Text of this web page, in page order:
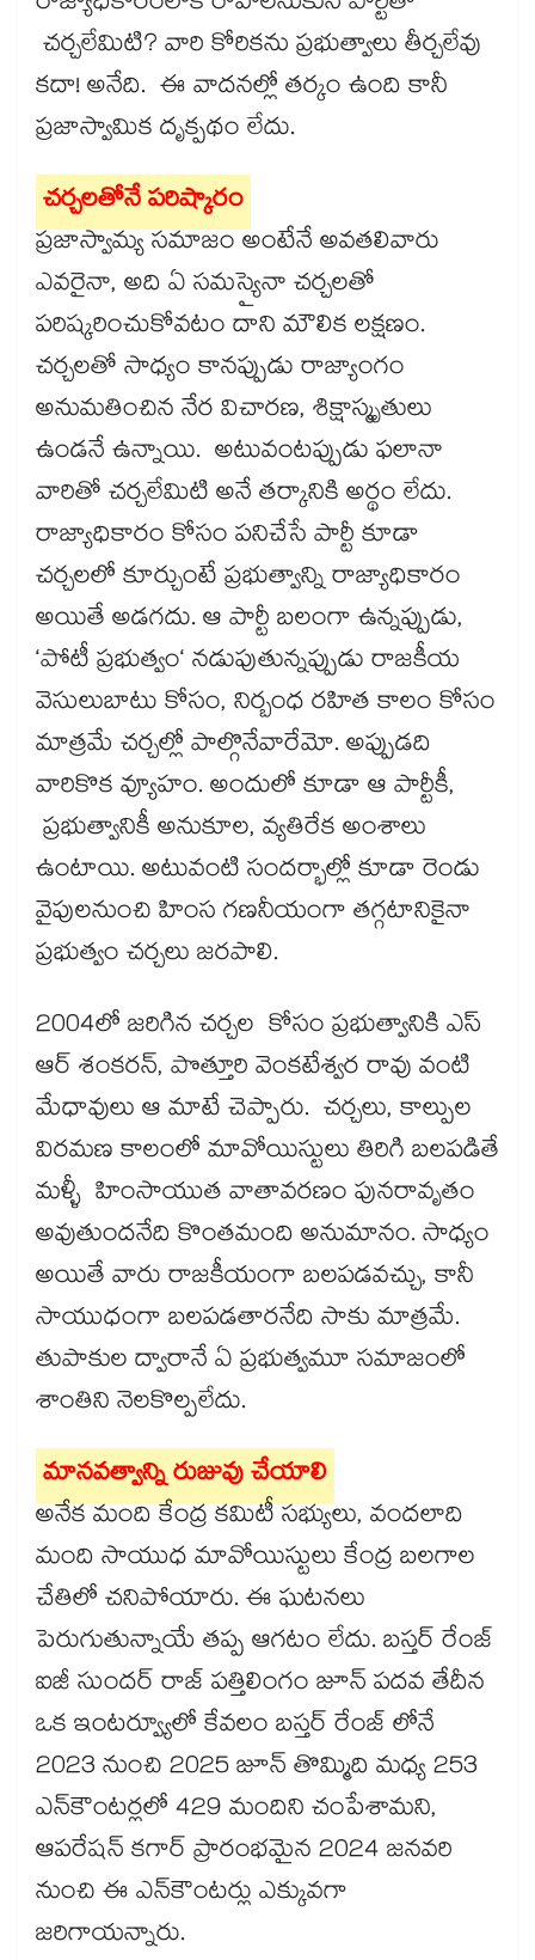
చర్చలేమిటి? వారి కోరికను ప్రభుత్వాలు తీర్చలేవు
కదా! అనేది. ఈ వాదనల్లో తర్కం ఉంది కానీ
ప్రజాస్వామిక దృక్పథం లేదు.
చర్చలతోనే పరిష్కారం
ప్రజాస్వామ్య సమాజం అంటేనే అవతలివారు
ఎవరైనా, అది ఏ సమస్యైనా చర్చలతో
పరిష్కరించుకోవటం దాని మౌలిక లక్షణం.
చర్చలతో సాధ్యం కానప్పుడు రాజ్యాంగం
అనుమతించిన నేర విచారణ, శిక్షాస్మృతులు
ఉండనే ఉన్నాయి. అటువంటప్పుడు ఫలానా
వారితో చర్చలేమిటి అనే తర్కానికి అర్థం లేదు.
రాజ్యాధికారం కోసం పనిచేసే పార్టీ కూడా
చర్చలలో కూర్చుంటే ప్రభుత్వాన్ని రాజ్యాధికారం
అయితే అడగదు. ఆ పార్టీ బలంగా ఉన్నప్పుడు,
‘పోటీ ప్రభుత్వం‘ నడుపుతున్నప్పుడు రాజకీయ
వెసులుబాటు కోసం, నిర్బంధ రహిత కాలం కోసం
మాత్రమే చర్చల్లో పాల్గొనేవారేమో. అప్పుడది
వారికొక వ్యూహం. అందులో కూడా ఆ పార్టీకీ,
ప్రభుత్వానికీ అనుకూల, వ్యతిరేక అంశాలు
ఉంటాయి. అటువంటి సందర్భాల్లో కూడా రెండు
వైపులనుంచి హింస గణనీయంగా తగ్గటానికైనా
ప్రభుత్వం చర్చలు జరపాలి.
2004లో జరిగిన చర్చల కోసం ప్రభుత్వానికి ఎస్​
ఆర్ శంకరన్, పొత్తూరి వెంకటేశ్వర రావు వంటి
మేధావులు ఆ మాటే చెప్పారు. చర్చలు, కాల్పుల
విరమణ కాలంలో మావోయిస్టులు తిరిగి బలపడితే
మళ్ళీ హింసాయుత వాతావరణం పునరావృతం
అవుతుందనేది కొంతమంది అనుమానం. సాధ్యం
అయితే వారు రాజకీయంగా బలపడవచ్చు, కానీ
సాయుధంగా బలపడతారనేది సాకు మాత్రమే.
తుపాకుల ద్వారానే ఏ ప్రభుత్వమూ సమాజంలో
శాంతిని నెలకొల్పలేదు.
మానవత్వాన్ని రుజువు చేయాలి
అనేక మంది కేంద్ర కమిటీ సభ్యులు, వందలాది
మంది సాయుధ మావోయిస్టులు కేంద్ర బలగాల
చేతిలో చనిపోయారు. ఈ ఘటనలు
పెరుగుతున్నాయే తప్ప ఆగటం లేదు. బస్తర్ రేంజ్
ఐజీ సుందర్ రాజ్ పత్తిలింగం జూన్ పదవ తేదీన
ఒక ఇంటర్వ్యూలో కేవలం బస్తర్ రేంజ్ లోనే
2023 నుంచి 2025 జూన్ తొమ్మిది మధ్య 253
ఎన్​కౌంటర్లలో 429 మందిని చంపేశామని,
ఆపరేషన్ కగార్ ప్రారంభమైన 2024 జనవరి
నుంచి ఈ ఎన్​కౌంటర్లు ఎక్కువగా
జరిగాయన్నారు.